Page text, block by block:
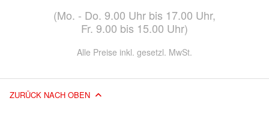
(Mo. - Do. 9.00 Uhr bis 17.00 Uhr,
Fr. 9.00 bis 15.00 Uhr)
Alle Preise inkl. gesetzl. MwSt.
ZURÜCK NACH OBEN